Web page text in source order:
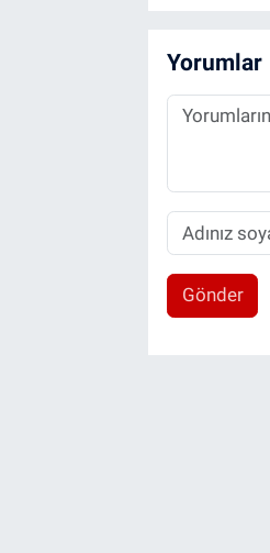
Yorumlar
Gönder